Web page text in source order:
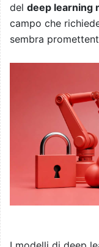
del deep learning
campo che
sembra